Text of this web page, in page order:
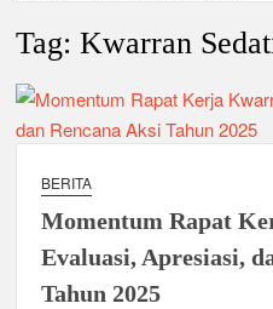
Berjalan 2 Kilometer hingga
Ambalan SMAN 3 Sidoarjo
Bersama 2026, Pererat Tali
Relevansi Pemikiran Baden-
Generasi Muda di Era Digital
Semangat “Cerdas, Ceria,
Kwarran Sukodono Tahun 2026
Berkarakter, Berprestasi,
Tag:Kwarran
BERITA
Momentum Rapat
Evaluasi, Apresiasi,
Tahun 2025